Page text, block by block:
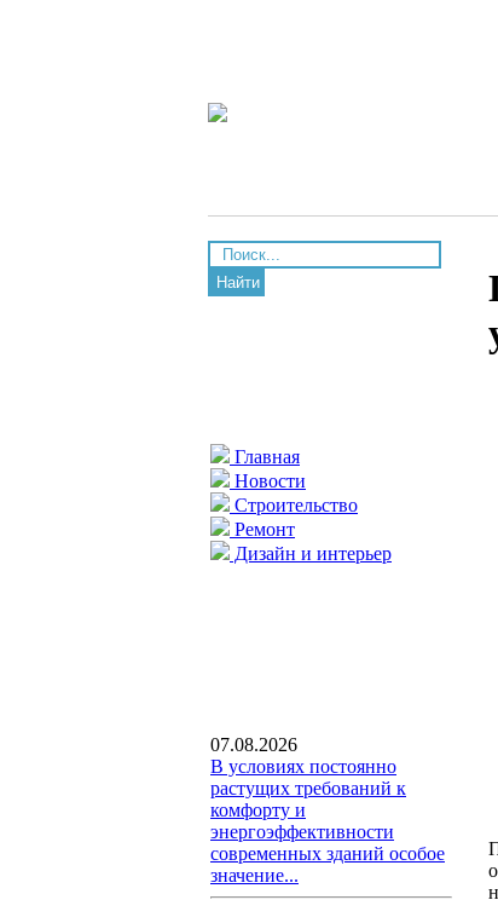
Найти
Главная
Новости
Строительство
Ремонт
Дизайн и интерьер
07.08.2026
В условиях постоянно
растущих требований к
комфорту и
энергоэффективности
современных зданий особое
значение...